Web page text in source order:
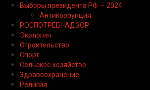
Выборы президента РФ — 2024
Антикоррупция
РОСПОТРЕБНАДЗОР
Экология
Строительство
Спорт
Сельское хозяйство
Здравоохранение
Религия